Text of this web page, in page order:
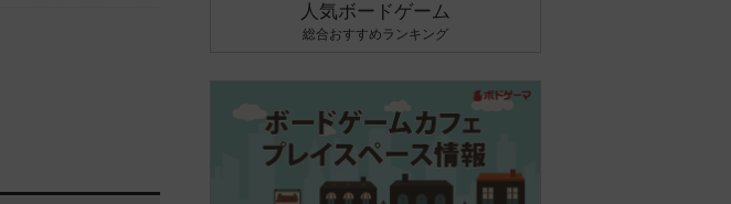
人気ボードゲーム
総合おすすめランキング